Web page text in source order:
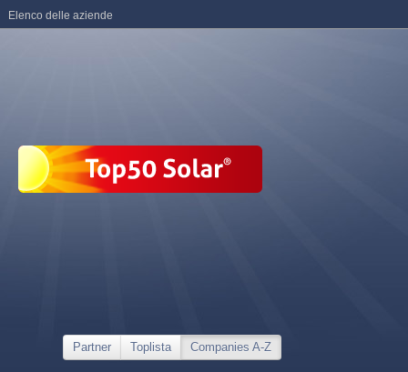
Partner Toplista Companies A-Z
Elenco delle aziende